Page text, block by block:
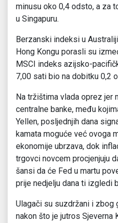
minusu oko 0,4 odsto, a za
u Singapuru.
Berzanski indeksi u
Hong Kongu porasli su
MSCI indeks azijsko-
7,00 sati bio na dobitku 0,2
Na tržištima vlada oprez jer
centralne banke, među
Yellen, posljednjih dana
kamata moguće već ovoga
ekonomije ubrzava, dok
trgovci novcem procjenjuju
šansi da će Fed u martu
prije nedjelju dana ti izgledi
Ulagači su suzdržani i
nakon što je jutros Sjeverna